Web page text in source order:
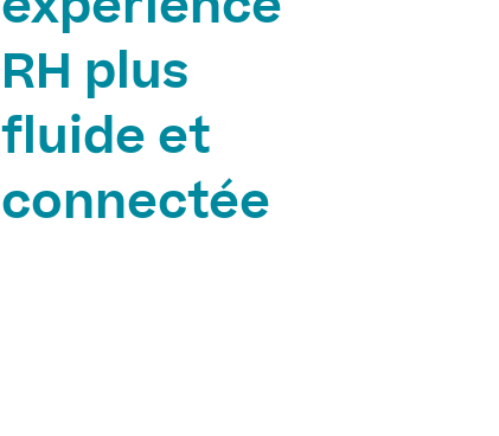
expérience
RH plus
fluide et
connectée